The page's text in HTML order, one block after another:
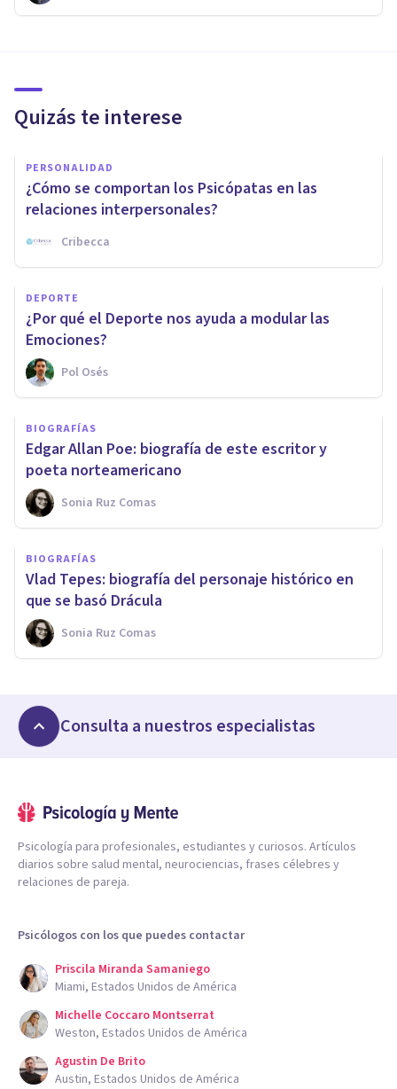
Quizás te interese
PERSONALIDAD
¿Cómo se comportan los Psicópatas en las
relaciones interpersonales?
Cribecca
DEPORTE
¿Por qué el Deporte nos ayuda a modular las
Emociones?
Pol Osés
BIOGRAFÍAS
Edgar Allan Poe: biografía de este escritor y
poeta norteamericano
Sonia Ruz Comas
BIOGRAFÍAS
Vlad Tepes: biografía del personaje histórico en
que se basó Drácula
Sonia Ruz Comas
Consulta a nuestros especialistas
Psicología para profesionales, estudiantes y curiosos. Artículos
diarios sobre salud mental, neurociencias, frases célebres y
relaciones de pareja.
Psicólogos con los que puedes contactar
Priscila Miranda Samaniego
Miami, Estados Unidos de América
Michelle Coccaro Montserrat
Weston, Estados Unidos de América
Agustin De Brito
Austin, Estados Unidos de América